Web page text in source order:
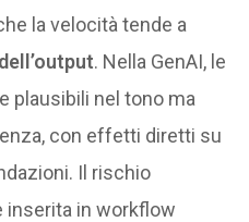
la velocità tende a
. Nella GenAI, le
plausibili nel tono ma
con effetti diretti su
Il rischio
inserita in workflow